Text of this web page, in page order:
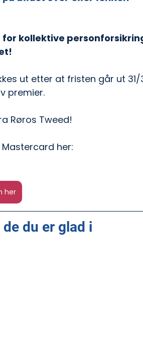
for kollektive
ut etter at fristen går ut 31/
premier.
Røros Tweed!
Mastercard her:
her
du er glad i